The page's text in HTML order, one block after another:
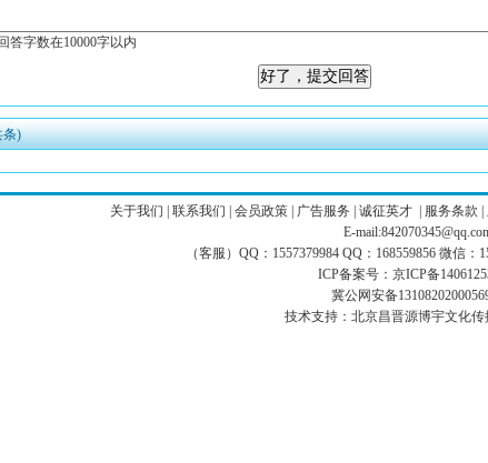
回答字数在10000字以内
条)
关于我们 联系我们 会员政策| 广告服务 诚征英才 服务条款
E-
（客服）QQ：1557379984 QQ：168559856 微信：
ICP备案号： 京ICP备
冀公网安备
技术支持： 北京昌晋源博宇文化传